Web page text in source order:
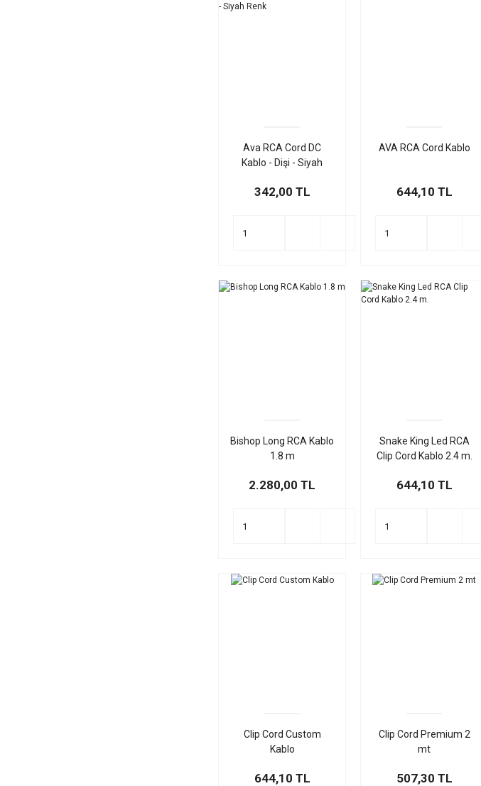
Ava RCA Cord DC
Kablo - Dişi - Siyah
342,00 TL
AVA RCA Cord Kablo
644,10 TL
Bishop Long RCA Kablo
1.8 m
2.280,00 TL
Snake King Led RCA
Clip Cord Kablo 2.4 m.
644,10 TL
Clip Cord Custom
Kablo
644,10 TL
Clip Cord Premium 2
mt
507,30 TL